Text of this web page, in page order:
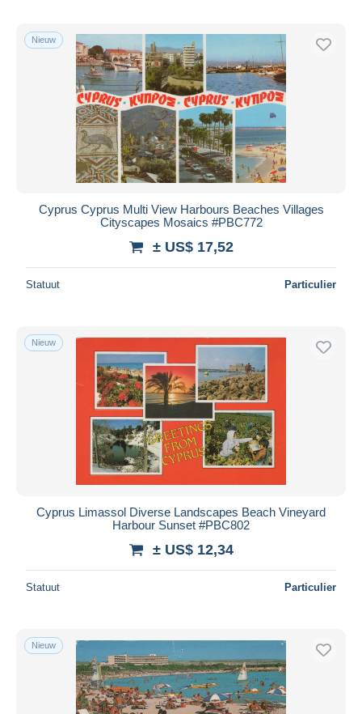
Nieuw
Cyprus Cyprus Multi View Harbours Beaches Villages
Cityscapes Mosaics #PBC772
± US$ 17,52
Statuut Particulier
Nieuw
Cyprus Limassol Diverse Landscapes Beach Vineyard
Harbour Sunset #PBC802
± US$ 12,34
Statuut Particulier
Nieuw